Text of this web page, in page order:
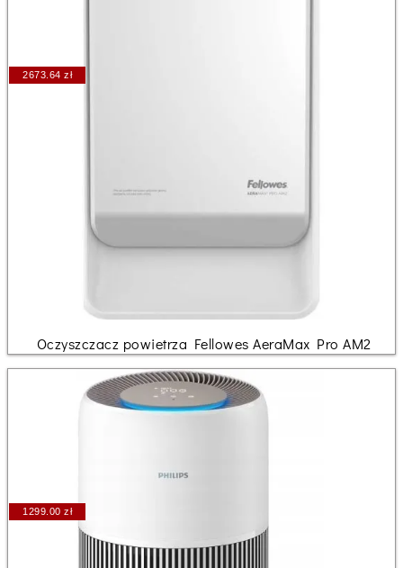
2673.64 zł
Oczyszczacz powietrza Fellowes AeraMax Pro AM2
1299.00 zł